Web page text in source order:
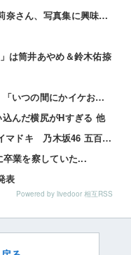
【日向坂46】 「ダメなのぉ...？」渡辺莉奈さん、写真集に興味津々
は筒井あやめ＆鈴木佑捺
木村祐一の変貌ぶりに「渋くなりすぎ」「いつの間にかイケおじに」の声 他
込んだ横尻がHすぎる 他
【動画】2026.08.07 めざましテレビ「イマドキ 乃木坂46 五百城茉央」
卒業を察していた...
表
Powered by livedoor 相互RSS